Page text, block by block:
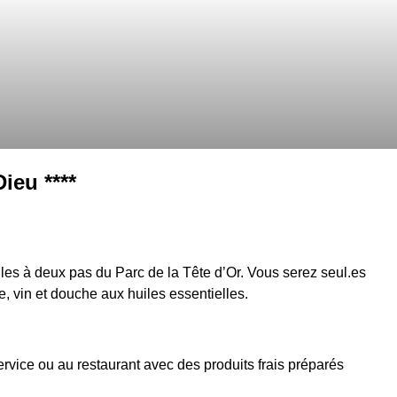
****
à deux pas du Parc de la Tête d’Or. Vous serez seul.es
vin et douche aux huiles essentielles.
ou au restaurant avec des produits frais préparés